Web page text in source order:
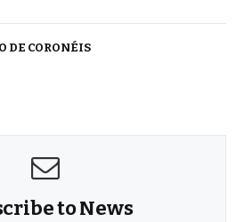
DE CORONÉIS
to News